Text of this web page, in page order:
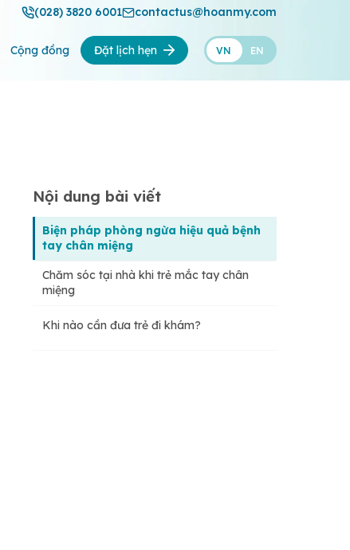
(028) 3820 6001 contactus@hoanmy.com
Cộng đồng Đặt lịch hẹn VN EN
Nội dung bài viết
Biện pháp phòng ngừa hiệu quả bệnh
tay chân miệng
Chăm sóc tại nhà khi trẻ mắc tay chân
miệng
Khi nào cần đưa trẻ đi khám?